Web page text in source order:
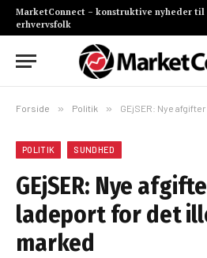
MarketConnect – konstruktive nyheder til
erhvervsfolk
Forside » Politik » GEjSER: Nye afgifter
POLITIK SUNDHED
GEjSER: Nye
ladeport for det
marked